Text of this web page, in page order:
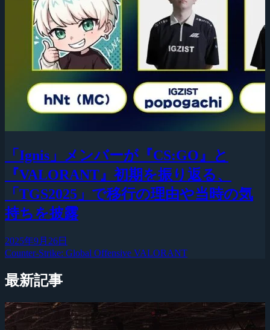
「Ignis」メンバーが『CS:GO』と
『VALORANT』初期を振り返る、
「TGS2025」で移行の理由や当時の気
持ちを披露
2025年9月26日
Counter-Strike: Global Offensive VALORANT
最新記事